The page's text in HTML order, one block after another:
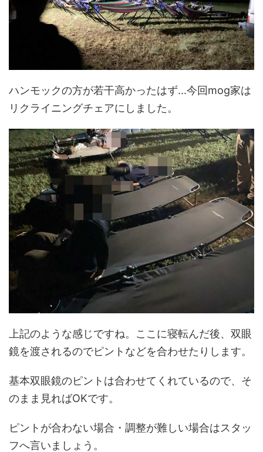
ハンモックの方が若干高かったはず...今回mog家は
リクライニングチェアにしました。
上記のような感じですね。ここに寝転んだ後、双眼
鏡を渡されるのでピントなどを合わせたりします。
基本双眼鏡のピントは合わせてくれているので、そ
のまま見ればOKです。
ピントが合わない場合・調整が難しい場合はスタッ
フへ言いましょう。